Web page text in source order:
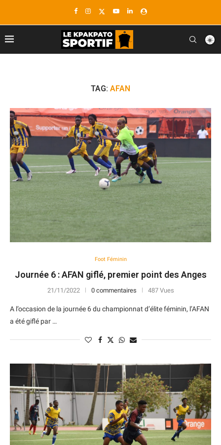
TAG: AFAN
Foot Féminin
Journée 6 : AFAN giflé, premier point des Anges
21/11/2022 0 commentaires 487 Vues
A l’occasion de la journée 6 du championnat d’élite féminin, l’AFAN
a été giflé par …